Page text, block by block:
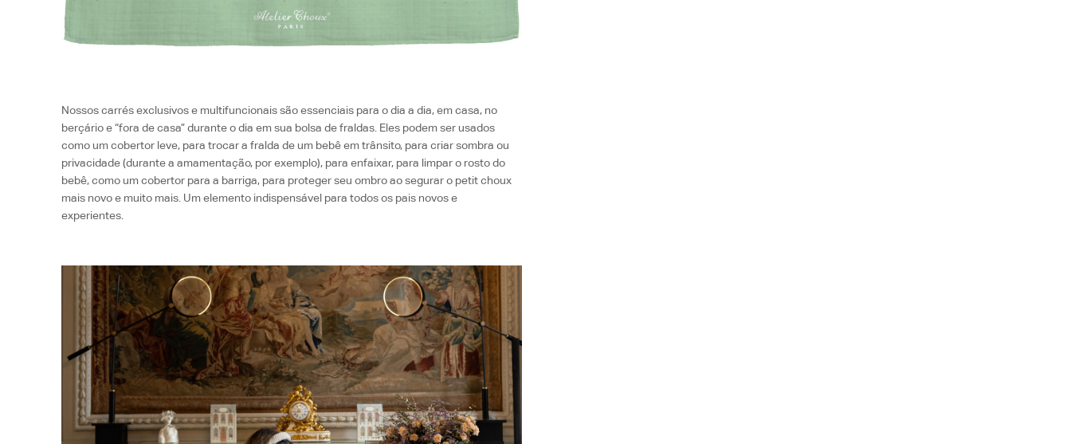
Nossos carrés exclusivos e multifuncionais são essenciais para o dia a dia, em casa, no
berçário e “fora de casa” durante o dia em sua bolsa de fraldas. Eles podem ser usados ​​
como um cobertor leve, para trocar a fralda de um bebê em trânsito, para criar sombra ou
privacidade (durante a amamentação, por exemplo), para enfaixar, para limpar o rosto do
bebê, como um cobertor para a barriga, para proteger seu ombro ao segurar o petit choux
mais novo e muito mais. Um elemento indispensável para todos os pais novos e
experientes.